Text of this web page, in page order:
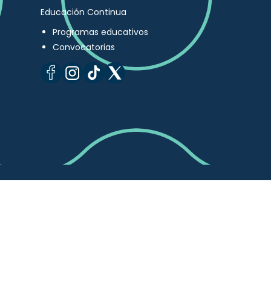
Educación Continua
Programas educativos
Convocatorias